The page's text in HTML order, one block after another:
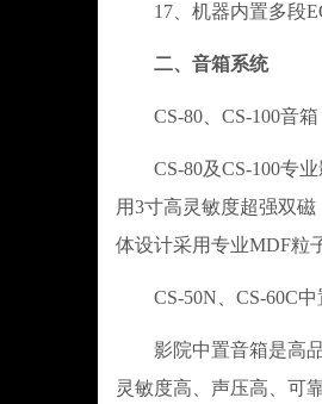
17、机器内置多段EQ
二、音箱系统
CS-80、CS-100音箱
CS-80及CS-100专业
用3寸高灵敏度超强双
体设计采用专业MDF粒
CS-50N、CS-60C中
影院中置音箱是高品
灵敏度高、声压高、可